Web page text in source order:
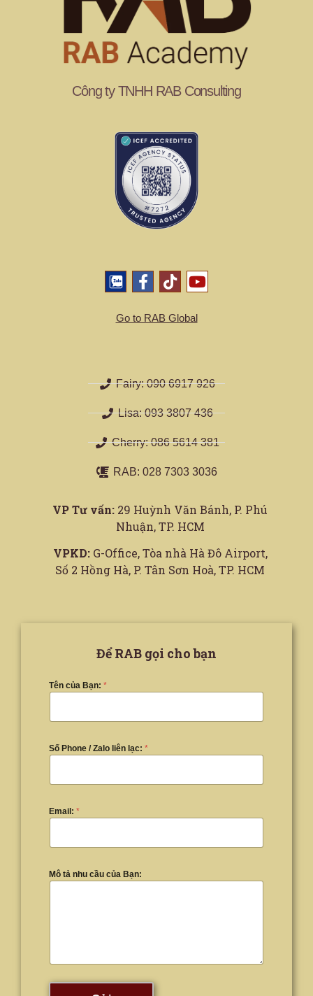
Công ty TNHH RAB Consulting
Go to RAB Global
Fairy: 090 6917 926
Lisa: 093 3807 436
Cherry: 086 5614 381
RAB: 028 7303 3036
VP Tư vấn: 29 Huỳnh Văn Bánh, P. Phú
Nhuận, TP. HCM
VPKD:G-Office, Tòa nhà Hà Đô Airport,
Số 2 Hồng Hà, P. Tân Sơn Hoà, TP. HCM
Để RAB gọi cho bạn
Tên của Bạn: *
Số Phone / Zalo liên lạc: *
Email: *
Mô tả nhu cầu của Bạn: